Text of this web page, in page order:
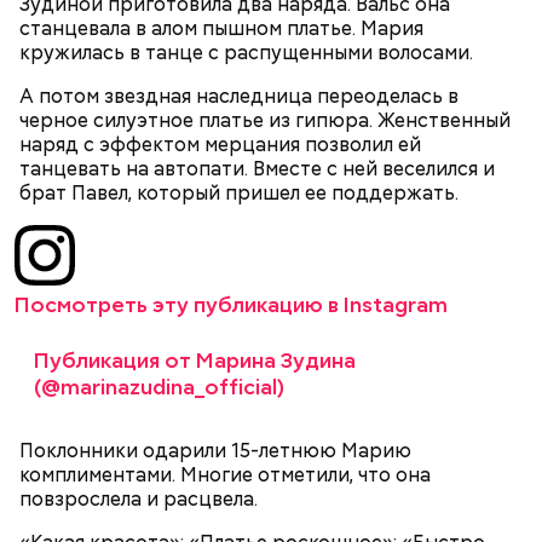
станцевала в алом пышном платье. Мария
кружилась в танце с распущенными волосами.
А потом звездная наследница переоделась в
черное силуэтное платье из гипюра. Женственный
наряд с эффектом мерцания позволил ей
танцевать на автопати. Вместе с ней веселился и
брат Павел, который пришел ее поддержать.
Посмотреть эту публикацию в Instagram
Публикация от Марина Зудина
(@marinazudina_official)
Поклонники одарили 15-летнюю Марию
комплиментами. Многие отметили, что она
повзрослела и расцвела.
нужно застыть на месте и не двигаться;
не стоит пытаться «поймать» молнию или
потрогать, особенно металлическими
предметами.
— Может пробить заряд на человека. Нужно вести
себя очень осторожно, будто увидели дикого
зверя, затаиться, — добавил академик.
После получения предельно допустимой дозы
радиации Макеева вывели из 30-километровой
зоны отчуждения, где он до 3 мая проверял на
автотранспорт.
трансляцию матча. Макеев поехал к секретарю
партийной организации колхоза и попросил
одолжить телевизор.
Молитва Николаю чудотворцу